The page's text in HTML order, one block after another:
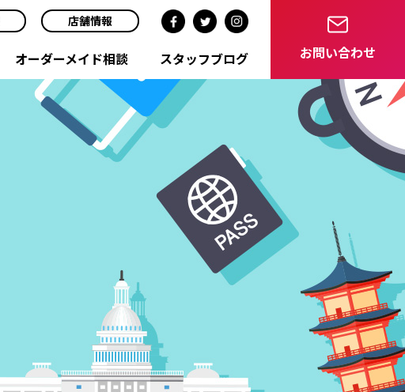
店舗情報
オーダーメイド相談 スタッフブログ お問い合わせ